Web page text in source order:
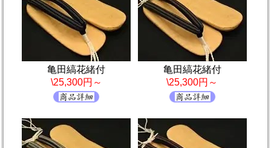
亀田縞花緒付
\25,300円～
亀田縞花緒付
\25,300円～